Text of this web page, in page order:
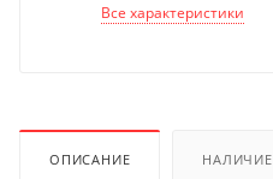
Все характеристики
ОПИСАНИЕ НАЛИЧИЕ